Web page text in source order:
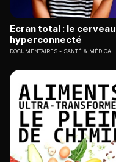
Ecran total : le cerveau
hyperconnecté
DOCUMENTAIRES SANTÉ & MÉDICAL